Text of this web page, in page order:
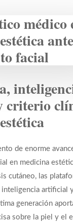
de enorme
en medicina
cutáneo, las
inteligencia artificial
generación
sobre la piel y el